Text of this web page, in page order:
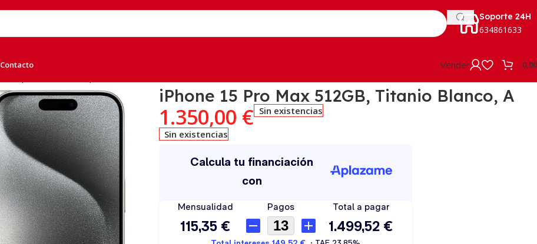
Soporte 24H
634861633
Contacto Vender
iPhone 15 Pro Max 512GB, Titanio Blanco, A
1.350,00 € Sin existencias
Sin existencias